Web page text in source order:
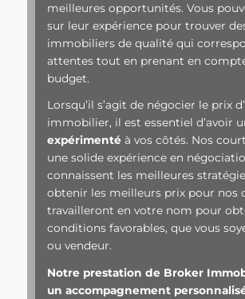
meilleures opportunités. Vous
sur leur expérience pour trouver
immobiliers de qualité qui
attentes tout en prenant en
budget.
Lorsqu’il s’agit de négocier le prix
immobilier, il est essentiel d’avoir
expérimentéà vos côtés. Nos
une solide expérience en
connaissent les meilleures
obtenir les meilleurs prix pour nos
travailleront en votre nom pour
conditions favorables, que vous
ou vendeur.
Notre prestation de Broker
un accompagnement